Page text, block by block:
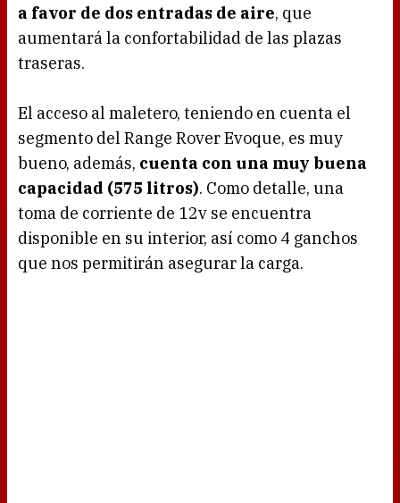
a favor de dos entradas de aire, que
aumentará la confortabilidad de las plazas
traseras.
El acceso al maletero, teniendo en cuenta el
segmento del Range Rover Evoque, es muy
bueno, además, cuenta con una muy buena
capacidad (575 litros). Como detalle, una
toma de corriente de 12v se encuentra
disponible en su interior, así como 4 ganchos
que nos permitirán asegurar la carga.